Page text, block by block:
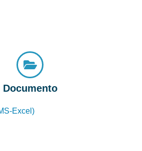
Documento
Excel)